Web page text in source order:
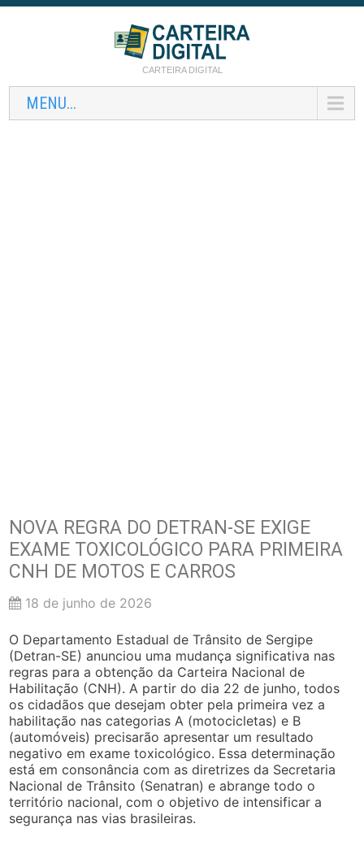
CARTEIRA DIGITAL
MENU...
NOVA REGRA DO DETRAN-SE EXIGE
EXAME TOXICOLÓGICO PARA PRIMEIRA
CNH DE MOTOS E CARROS
18 de junho de 2026
O Departamento Estadual de Trânsito de Sergipe
(Detran-SE) anunciou uma mudança significativa nas
regras para a obtenção da Carteira Nacional de
Habilitação (CNH). A partir do dia 22 de junho, todos
os cidadãos que desejam obter pela primeira vez a
habilitação nas categorias A (motocicletas) e B
(automóveis) precisarão apresentar um resultado
negativo em exame toxicológico. Essa determinação
está em consonância com as diretrizes da Secretaria
Nacional de Trânsito (Senatran) e abrange todo o
território nacional, com o objetivo de intensificar a
segurança nas vias brasileiras.